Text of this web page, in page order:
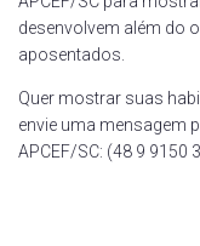
desenvolvem além do
aposentados.
Quer mostrar suas
envie uma mensagem
APCEF/SC: (48 9 9150